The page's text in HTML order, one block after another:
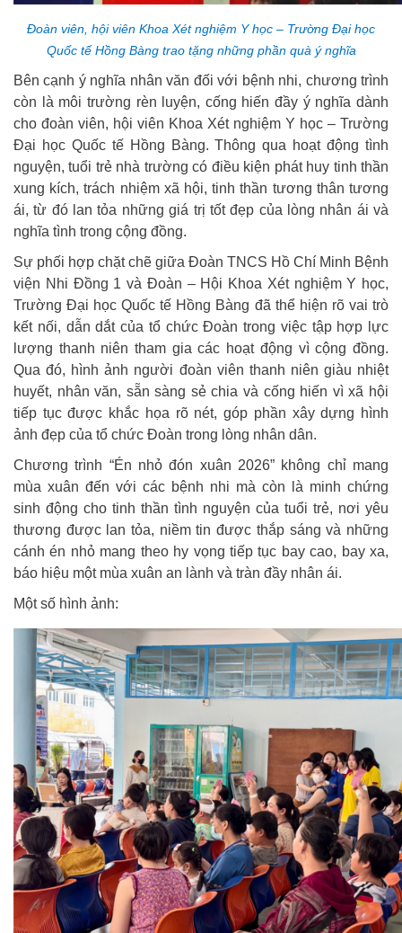
Đoàn viên, hội viên Khoa Xét nghiệm Y học – Trường Đại học
Quốc tế Hồng Bàng trao tặng những phần quà ý nghĩa
Bên cạnh ý nghĩa nhân văn đối với bệnh nhi, chương trình
còn là môi trường rèn luyện, cống hiến đầy ý nghĩa dành
cho đoàn viên, hội viên Khoa Xét nghiệm Y học – Trường
Đại học Quốc tế Hồng Bàng. Thông qua hoạt động tình
nguyện, tuổi trẻ nhà trường có điều kiện phát huy tinh thần
xung kích, trách nhiệm xã hội, tinh thần tương thân tương
ái, từ đó lan tỏa những giá trị tốt đẹp của lòng nhân ái và
nghĩa tình trong cộng đồng.
Sự phối hợp chặt chẽ giữa Đoàn TNCS Hồ Chí Minh Bệnh
viện Nhi Đồng 1 và Đoàn – Hội Khoa Xét nghiệm Y học,
Trường Đại học Quốc tế Hồng Bàng đã thể hiện rõ vai trò
kết nối, dẫn dắt của tổ chức Đoàn trong việc tập hợp lực
lượng thanh niên tham gia các hoạt động vì cộng đồng.
Qua đó, hình ảnh người đoàn viên thanh niên giàu nhiệt
huyết, nhân văn, sẵn sàng sẻ chia và cống hiến vì xã hội
tiếp tục được khắc họa rõ nét, góp phần xây dựng hình
ảnh đẹp của tổ chức Đoàn trong lòng nhân dân.
Chương trình “Én nhỏ đón xuân 2026” không chỉ mang
mùa xuân đến với các bệnh nhi mà còn là minh chứng
sinh động cho tinh thần tình nguyện của tuổi trẻ, nơi yêu
thương được lan tỏa, niềm tin được thắp sáng và những
cánh én nhỏ mang theo hy vọng tiếp tục bay cao, bay xa,
báo hiệu một mùa xuân an lành và tràn đầy nhân ái.
Một số hình ảnh: